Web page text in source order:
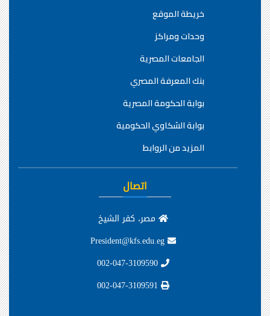
خريطة الموقع
وحدات ومراكز
الجامعات المصرية
بنك المعرفة المصري
بوابة الحكومة المصرية
بوابة الشكاوي الحكومية
المزيد من الروابط
اتصال
مصر، كفر الشيخ